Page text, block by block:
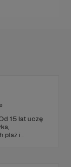
15 lat uczę
plaż i